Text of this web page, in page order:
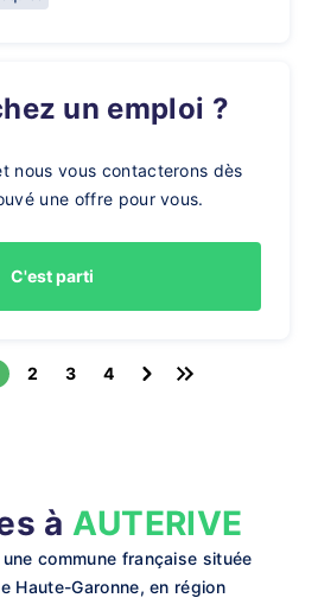
un emploi ?
nous vous contacterons dès
une offre pour vous.
C'est parti
2 3 4
à AUTERIVE
commune française située
Haute-Garonne, en région